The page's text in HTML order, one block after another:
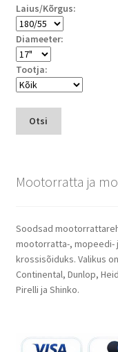
Laius/Kõrgus:
Diameeter:
Tootja:
Otsi
Mootorratta ja
Soodsad
mootorratta-, mopeedi-
krossisõiduks. Valikus
Continental, Dunlop,
Pirelli ja Shinko.